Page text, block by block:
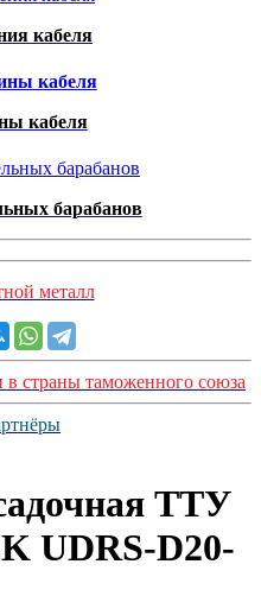
кабеля
кабеля
барабанов
металл
в страны таможенного союза
ТТУ
UDRS-D20-